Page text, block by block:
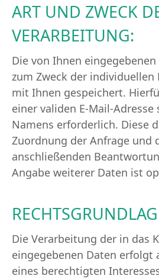
ART UND ZWECK
VERARBEITUNG:
Die von Ihnen
zum Zweck der
mit Ihnen gespeichert.
einer validen E-Mail-Adresse
Namens erforderlich. Diese
Zuordnung der Anfrage und
anschließenden
Angabe weiterer Daten ist
Die Verarbeitung der in das
eingegebenen Daten erfolgt
eines berechtigten